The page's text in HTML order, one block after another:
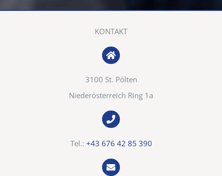
KONTAKT
3100 St. Pölten
Niederösterreich Ring 1a
Tel.: +43 676 42 85 390